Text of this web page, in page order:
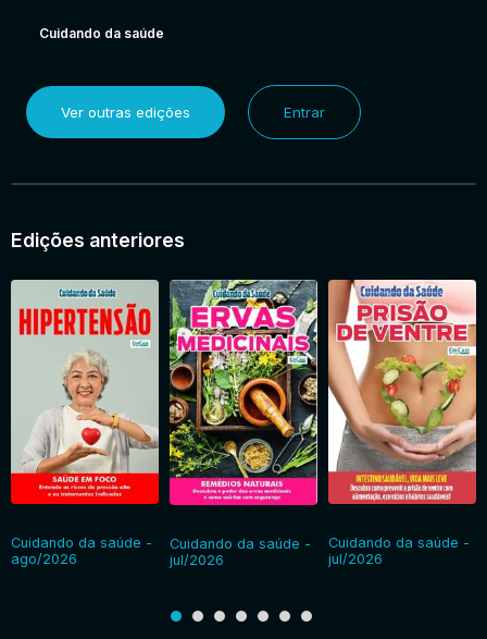
Cuidando da saúde
Ver outras edições Entrar
Edições anteriores
Cuidando da saúde -
ago/2026
Cuidando da saúde -
jul/2026
Cuidando da saúde -
jul/2026